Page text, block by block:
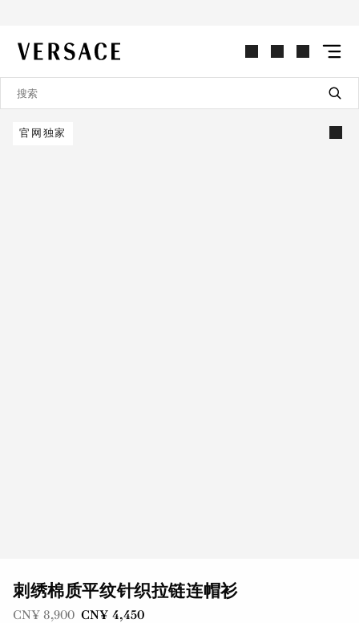
VERSACE | 主页
官网独家
刺绣棉质平纹针织拉链连帽衫
之前是
CN¥ 8,900现在是
CN¥ 4,450